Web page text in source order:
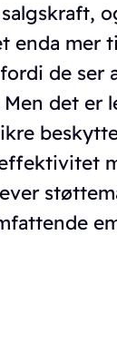
enda mer
de ser
det er